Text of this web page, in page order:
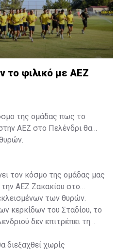
το φιλικό με ΑΕΖ
της ομάδας πως το
ΑΕΖ στο Πελένδρι θα
τον κόσμο της ομάδας μας
την ΑΕΖ Ζακακίου στο
των θυρών.
κερκίδων του Σταδίου, το
δεν επιτρέπει τη
διεξαχθεί χωρίς